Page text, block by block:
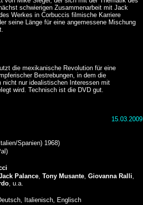
schwierigen Zusammenarbeit mit Jack
Werkes in Corbuccis filmische Karriere
seine Länge für eine angemessene Mischung
die mexikanische Revolution für eine
Bestrebungen, in dem die
nicht nur idealistischen Interessen mit
wird. Technisch ist die DVD gut.
15.03.2009
Spanien) 1968)
Palance ,Tony Musante ,Giovanna Ralli
, u.a.
Italienisch, Englisch